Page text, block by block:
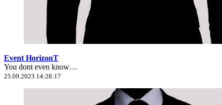
Event HorizonT
You dont even know…
25.09.2023 14:28:17